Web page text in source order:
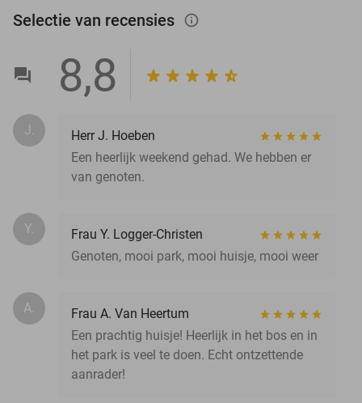
Selectie van recensies info_outlined
8,8
J.
Herr J. Hoeben
Een heerlijk weekend gehad. We hebben er
van genoten.
Y.
Frau Y. Logger-Christen
Genoten, mooi park, mooi huisje, mooi weer
A.
Frau A. Van Heertum
Een prachtig huisje! Heerlijk in het bos en in
het park is veel te doen. Echt ontzettende
aanrader!